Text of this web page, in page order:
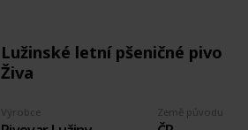
Lužinské letní pšeničné pivo
Živa
Výrobce Země původu